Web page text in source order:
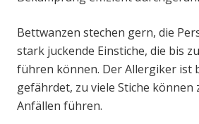
Bettwanzen stechen gern, die
stark juckende Einstiche, die bis
führen können. Der Allergiker ist
gefährdet, zu viele Stiche können
Anfällen führen.